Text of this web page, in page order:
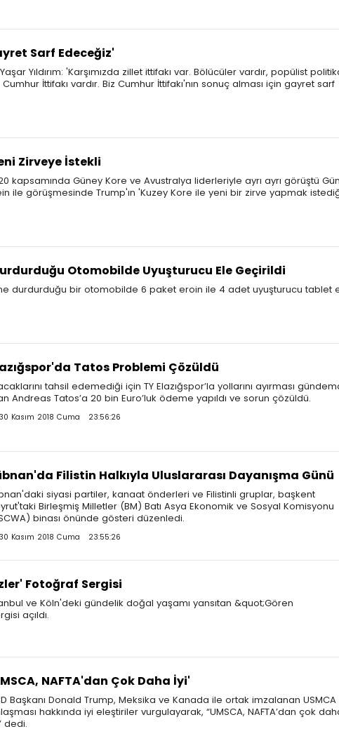
Sarf Edeceğiz'
Yıldırım: 'Karşımızda zillet ittifakı var. Bölücüler vardır, popülist
İttifakı vardır. Biz Cumhur İttifakı'nın sonuç alması için gayret sarf
Zirveye İstekli
kapsamında Güney Kore ve Avustralya liderleriyle ayrı ayrı görüştü
ile görüşmesinde Trump'ın 'Kuzey Kore ile yeni bir zirve yapmak
Otomobilde Uyuşturucu Ele Geçirildi
durdurduğu bir otomobilde 6 paket eroin ile 4 adet uyuşturucu tablet
Tatos Problemi Çözüldü
tahsil edemediği için TY Elazığspor’la yollarını ayırması
Andreas Tatos’a 20 bin Euro’luk ödeme yapıldı ve sorun çözüldü.
Kasım 2018 Cuma 23:56:26
Filistin Halkıyla Uluslararası Dayanışma Günü
siyasi partiler, kanaat önderleri ve Filistinli gruplar, başkent
Birleşmiş Milletler (BM) Batı Asya Ekonomik ve Sosyal Komisyonu
binası önünde gösteri düzenledi.
Kasım 2018 Cuma 23:55:26
Fotoğraf Sergisi
ve Köln'deki gündelik doğal yaşamı yansıtan &quot;Gören
açıldı.
NAFTA'dan Çok Daha İyi'
Başkanı Donald Trump, Meksika ve Kanada ile ortak imzalanan USMCA
hakkında iyi eleştiriler vurgulayarak, “UMSCA, NAFTA’dan çok
dedi.